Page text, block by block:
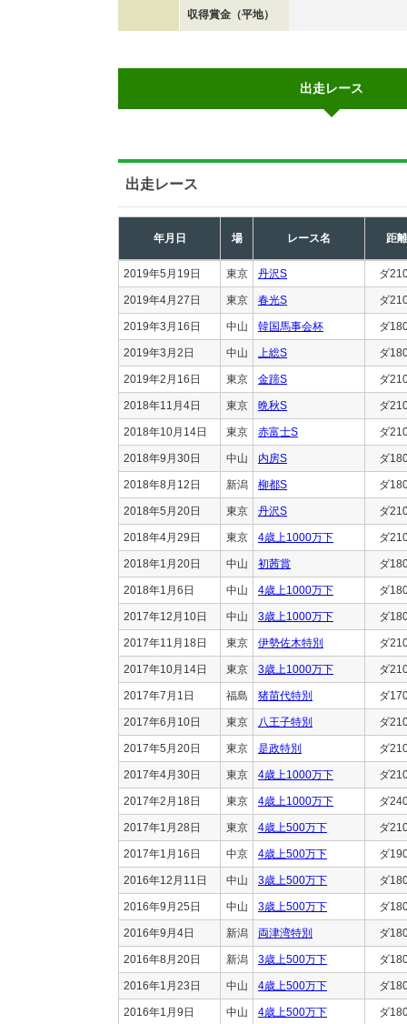
収得賞金（平地）
出走レース
出走レース
年月日 場 レース名 距離
2019年5月19日 東京 丹沢S ダ
2019年4月27日 東京 春光S ダ
2019年3月16日 中山 韓国馬事会杯 ダ
2019年3月2日 中山 上総S ダ
2019年2月16日 東京 金蹄S ダ
2018年11月4日 東京 晩秋S ダ
2018年10月14日 東京 赤富士S ダ
2018年9月30日 中山 内房S ダ
2018年8月12日 新潟 柳都S ダ
2018年5月20日 東京 丹沢S ダ
2018年4月29日 東京 4歳上1000万下 ダ
2018年1月20日 中山 初茜賞 ダ
2018年1月6日 中山 4歳上1000万下 ダ
2017年12月10日 中山 3歳上1000万下 ダ
2017年11月18日 東京 伊勢佐木特別 ダ
2017年10月14日 東京 3歳上1000万下 ダ
2017年7月1日 福島 猪苗代特別 ダ
2017年6月10日 東京 八王子特別 ダ
2017年5月20日 東京 是政特別 ダ
2017年4月30日 東京 4歳上1000万下 ダ
2017年2月18日 東京 4歳上1000万下 ダ
2017年1月28日 東京 4歳上500万下 ダ
2017年1月16日 中京 4歳上500万下 ダ
2016年12月11日 中山 3歳上500万下 ダ
2016年9月25日 中山 3歳上500万下 ダ
2016年9月4日 新潟 両津湾特別 ダ
2016年8月20日 新潟 3歳上500万下 ダ
2016年1月23日 中山 4歳上500万下 ダ
2016年1月9日 中山 4歳上500万下 ダ